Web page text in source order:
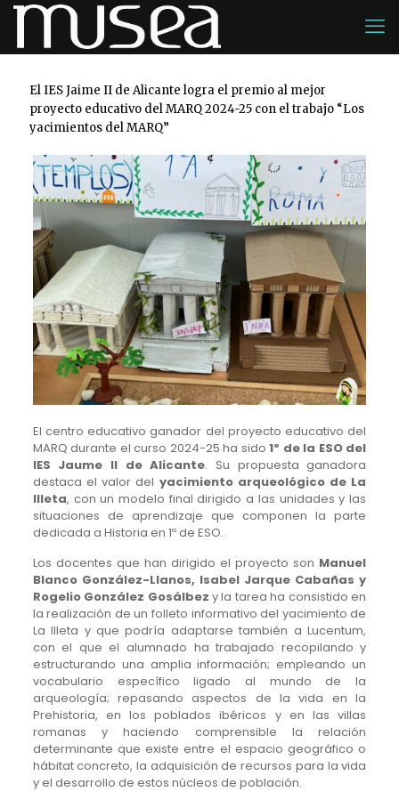
El IES Jaime II de Alicante logra el premio al mejor
proyecto educativo del MARQ 2024-25 con el trabajo “Los
yacimientos del MARQ”
El centro educativo ganador del proyecto educativo del
MARQ durante el curso 2024-25 ha sido1º de la ESO del
IES Jaume II de Alicante. Su propuesta ganadora
destaca el valor del yacimiento arqueológico de La
Illeta, con un modelo final dirigido a las unidades y las
situaciones de aprendizaje que componen la parte
dedicada a Historia en 1º de ESO.
Los docentes que han dirigido el proyecto son Manuel
Blanco González-Llanos, Isabel Jarque Cabañas y
Rogelio González Gosálbez y la tarea ha consistido en
la realización de un folleto informativo del yacimiento de
La Illeta y que podría adaptarse también a Lucentum,
con el que el alumnado ha trabajado recopilando y
estructurando una amplia información; empleando un
vocabulario específico ligado al mundo de la
arqueología; repasando aspectos de la vida en la
Prehistoria, en los poblados ibéricos y en las villas
romanas y haciendo comprensible la relación
determinante que existe entre el espacio geográfico o
hábitat concreto, la adquisición de recursos para la vida
y el desarrollo de estos núcleos de población.